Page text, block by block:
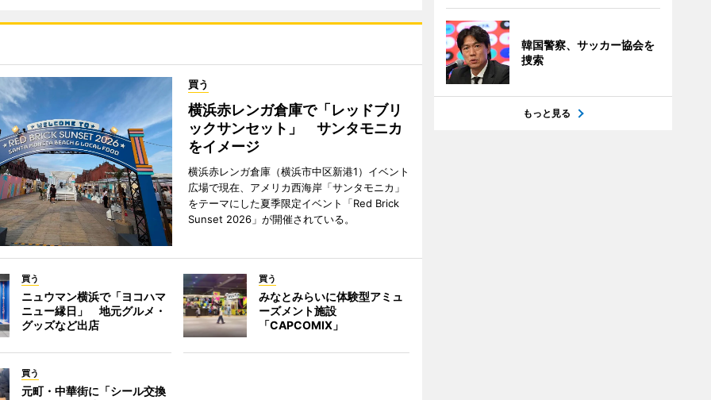
買う
横浜赤レンガ倉庫で「レッドブリ
ックサンセット」 サンタモニカ
をイメージ
横浜赤レンガ倉庫（横浜市中区新港1）イベント
広場で現在、アメリカ西海岸「サンタモニカ」
をテーマにした夏季限定イベント「Red Brick
Sunset 2026」が開催されている。
買う
ニュウマン横浜で「ヨコハマ
ニュー縁日」 地元グルメ・
グッズなど出店
買う
みなとみらいに体験型アミュ
ーズメント施設
「CAPCOMIX」
買う
元町・中華街に「シール交換
韓国警察、サッカー協会を
捜索
もっと見る